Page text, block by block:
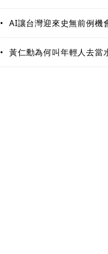
失」 品牌如何搶下話語
• AI讓台灣迎來史無前例機
其衝
• 黃仁勳為何叫年輕人去當